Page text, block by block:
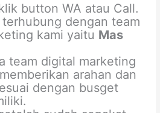
button WA atau Call.
dengan team
kami yaitu Mas
team digital marketing
arahan dan
dengan busget